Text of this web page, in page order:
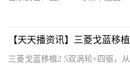
三菱戈蓝移植2 5双涡轮+四驱，从